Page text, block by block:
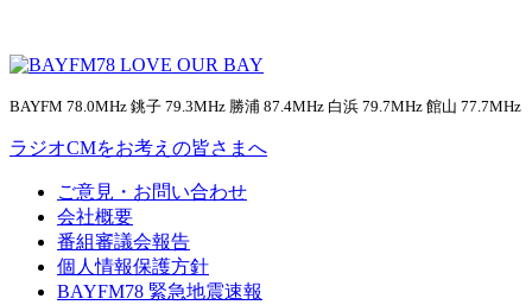
BAYFM 78.0MHz 銚子 79.3MHz 勝浦 87.4MHz 白浜 79.7MHz 館山 77.7MHz
ラジオCMをお考えの皆さまへ
ご意見・お問い合わせ
会社概要
番組審議会報告
個人情報保護方針
BAYFM78 緊急地震速報